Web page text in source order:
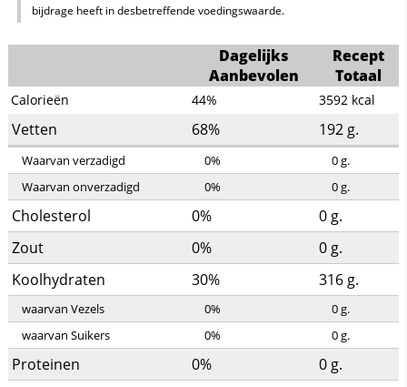
bijdrage heeft in desbetreffende voedingswaarde.
Dagelijks
Aanbevolen
Recept
Totaal
Calorieën 44% 3592 kcal
Vetten 68% 192 g.
Waarvan verzadigd 0% 0g.
Waarvan onverzadigd
0% 0g.
Cholesterol 0% 0 g.
Zout
0% 0 g.
Koolhydraten
30% 316 g.
waarvan Vezels 0% 0g.
waarvan Suikers
0% 0g.
Proteinen 0% 0 g.